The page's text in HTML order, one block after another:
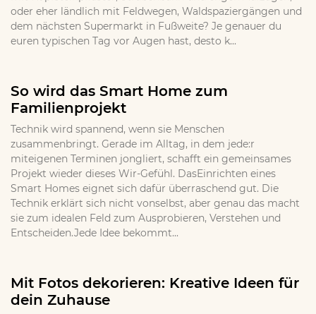
oder eher ländlich mit Feldwegen, Waldspaziergängen und
dem nächsten Supermarkt in Fußweite? Je genauer du
euren typischen Tag vor Augen hast, desto k...
So wird das Smart Home zum
Familienprojekt
Technik wird spannend, wenn sie Menschen
zusammenbringt. Gerade im Alltag, in dem jede:r
miteigenen Terminen jongliert, schafft ein gemeinsames
Projekt wieder dieses Wir-Gefühl. DasEinrichten eines
Smart Homes eignet sich dafür überraschend gut. Die
Technik erklärt sich nicht vonselbst, aber genau das macht
sie zum idealen Feld zum Ausprobieren, Verstehen und
Entscheiden.Jede Idee bekommt...
Mit Fotos dekorieren: Kreative Ideen für
dein Zuhause